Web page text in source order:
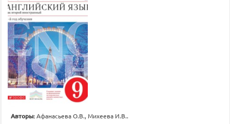
Авторы:Афанасьева О.В., Михеева И.В..